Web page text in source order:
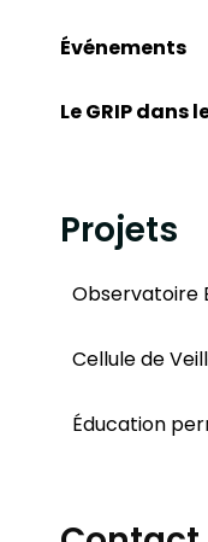
Événements
Le GRIP dans
Projets
Observatoire
Cellule de
Éducation